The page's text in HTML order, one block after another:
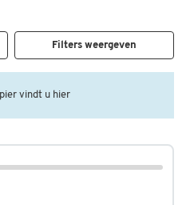
Filters weergeven
vindt u hier